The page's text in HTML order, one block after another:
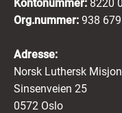
Kontonummer: 8220
Org.nummer: 938
Adresse:
Norsk Luthersk
Sinsenveien 25
0572 Oslo